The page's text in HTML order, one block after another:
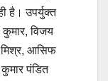
है। उपर्युक्त
कुमार, विजय
मिश्र, आसिफ
पंडित